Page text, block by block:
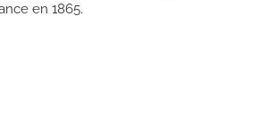
en 1865.